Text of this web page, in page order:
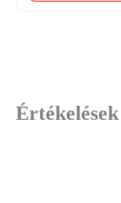
Értékelések